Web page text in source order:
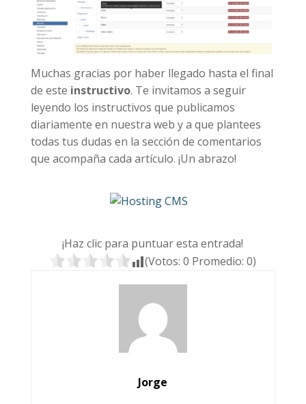
Muchas gracias por haber llegado hasta el final
de este instructivo. Te invitamos a seguir
leyendo los instructivos que publicamos
diariamente en nuestra web y a que plantees
todas tus dudas en la sección de comentarios
que acompaña cada artículo. ¡Un abrazo!
¡Haz clic para puntuar esta entrada!
(Votos:0 Promedio:0)
Jorge